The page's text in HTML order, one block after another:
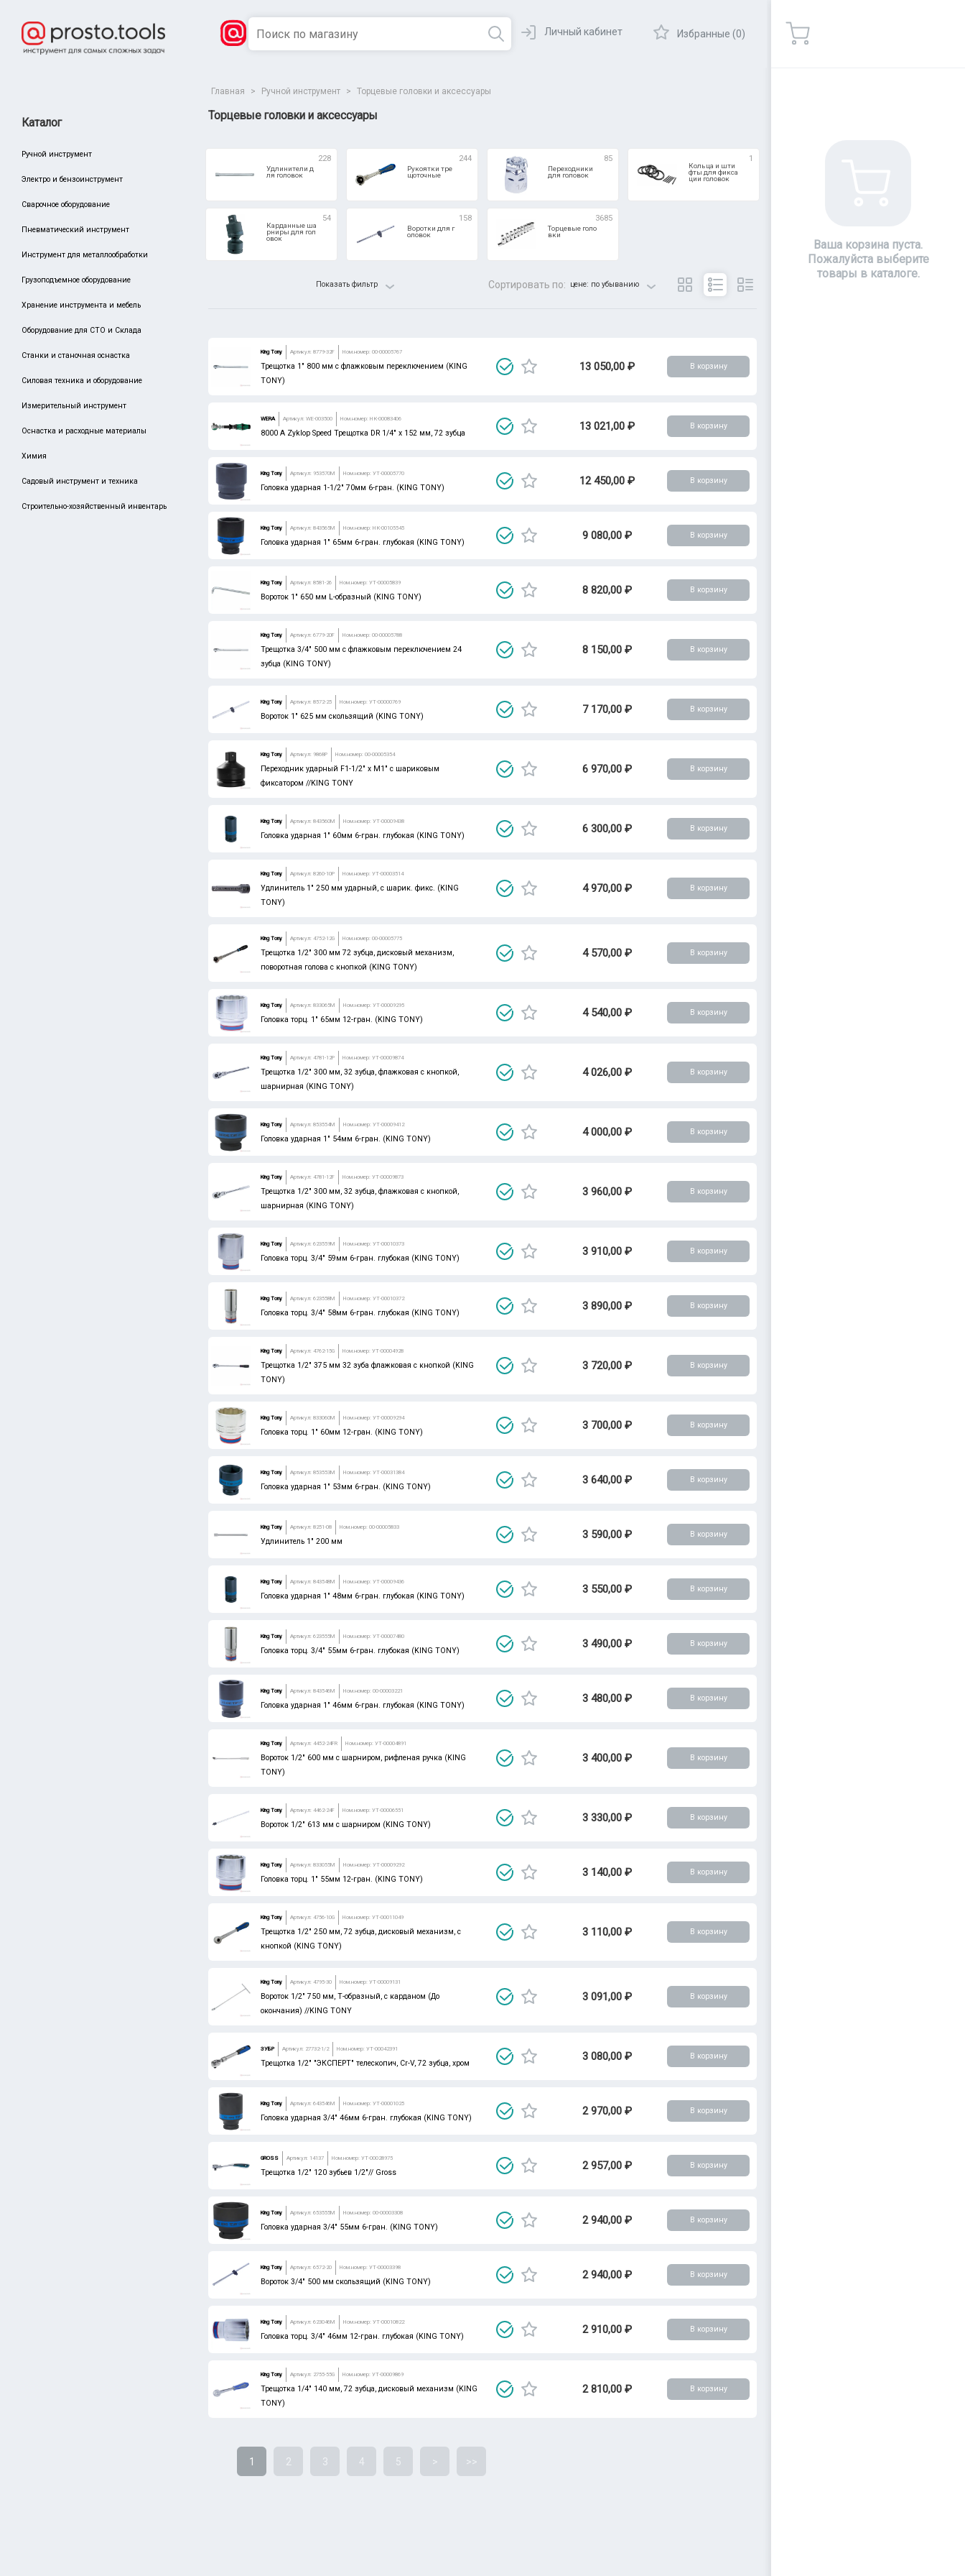
Личный кабинет Избранные (0)
Каталог
Ручной инструмент
Электро и бензоинструмент
Сварочное оборудование
Пневматический инструмент
Инструмент для металлообработки
Грузоподъемное оборудование
Хранение инструмента и мебель
Оборудование для СТО и Склада
Станки и станочная оснастка
Силовая техника и оборудование
Измерительный инструмент
Оснастка и расходные материалы
Химия
Садовый инструмент и техника
Строительно-хозяйственный инвентарь
Ваша корзина пуста.
Пожалуйста выберите
товары в каталоге.
Главная > Ручной инструмент > Торцевые головки и аксессуары
Торцевые головки и аксессуары
Удлинители д
ля головок
228
Рукоятки тре
щоточные
244
Переходники
для головок
85
Кольца и шти
фты для фикса
ции головок
1
Карданные ша
рниры для гол
овок
54
Воротки для г
оловок
158
Торцевые голо
вки
3685
Показать фильтр Сортировать по: цене: по убыванию
King Tony
SPARTA
VENUS
MIGHTY SEVEN
ARNO
LENOX
PALISAD
TOR
ТехноСталь
СИБРТЕХ
БАРС
ЛУГА АБРАЗИВ
HONSBERG
ПРАКТИКА
King Tony Артикул: 8779-32F Ном.номер: 00-00005767
Трещотка 1" 800 мм с флажковым переключением (KING
TONY)
13 050,00 ₽ В корзину
WERA Артикул: WE-003500 Ном.номер: НК-00083406
8000 A Zyklop Speed Трещотка DR 1/4" x 152 мм, 72 зубца
13 021,00 ₽ В корзину
King Tony Артикул: 953570M Ном.номер: УТ-00005770
Головка ударная 1-1/2" 70мм 6-гран. (KING TONY)
12 450,00 ₽ В корзину
King Tony Артикул: 843565M Ном.номер: НК-00105545
Головка ударная 1" 65мм 6-гран. глубокая (KING TONY)
9 080,00 ₽ В корзину
King Tony Артикул: 8581-26 Ном.номер: УТ-00005839
Вороток 1" 650 мм L-образный (KING TONY)
8 820,00 ₽ В корзину
King Tony Артикул: 6779-20F Ном.номер: 00-00005788
Трещотка 3/4" 500 мм с флажковым переключением 24
зубца (KING TONY)
8 150,00 ₽ В корзину
King Tony Артикул: 8572-25 Ном.номер: УТ-00000769
Вороток 1" 625 мм скользящий (KING TONY)
7 170,00 ₽ В корзину
King Tony Артикул: 9868P Ном.номер: 00-00005354
Переходник ударный F1-1/2" x M1" с шариковым
фиксатором //KING TONY
6 970,00 ₽ В корзину
King Tony Артикул: 843560M Ном.номер: УТ-00009438
Головка ударная 1" 60мм 6-гран. глубокая (KING TONY)
6 300,00 ₽ В корзину
King Tony Артикул: 8260-10P Ном.номер: УТ-00003514
Удлинитель 1" 250 мм ударный, с шарик. фикс. (KING
TONY)
4 970,00 ₽ В корзину
King Tony Артикул: 4752-12G Ном.номер: 00-00005775
Трещотка 1/2" 300 мм 72 зубца, дисковый механизм,
поворотная голова с кнопкой (KING TONY)
4 570,00 ₽ В корзину
King Tony Артикул: 833065M Ном.номер: УТ-00009295
Головка торц. 1" 65мм 12-гран. (KING TONY)
4 540,00 ₽ В корзину
King Tony Артикул: 4781-12P Ном.номер: УТ-00009874
Трещотка 1/2" 300 мм, 32 зубца, флажковая с кнопкой,
шарнирная (KING TONY)
4 026,00 ₽ В корзину
King Tony Артикул: 853554M Ном.номер: УТ-00009412
Головка ударная 1" 54мм 6-гран. (KING TONY)
4 000,00 ₽ В корзину
King Tony Артикул: 4781-12F Ном.номер: УТ-00009873
Трещотка 1/2" 300 мм, 32 зубца, флажковая с кнопкой,
шарнирная (KING TONY)
3 960,00 ₽ В корзину
King Tony Артикул: 623559M Ном.номер: УТ-00010373
Головка торц. 3/4" 59мм 6-гран. глубокая (KING TONY)
3 910,00 ₽ В корзину
King Tony Артикул: 623558M Ном.номер: УТ-00010372
Головка торц. 3/4" 58мм 6-гран. глубокая (KING TONY)
3 890,00 ₽ В корзину
King Tony Артикул: 4762-15G Ном.номер: УТ-00004928
Трещотка 1/2" 375 мм 32 зуба флажковая с кнопкой (KING
TONY)
3 720,00 ₽ В корзину
King Tony Артикул: 833060M Ном.номер: УТ-00009294
Головка торц. 1" 60мм 12-гран. (KING TONY)
3 700,00 ₽ В корзину
King Tony Артикул: 853553M Ном.номер: УТ-00031384
Головка ударная 1" 53мм 6-гран. (KING TONY)
3 640,00 ₽ В корзину
King Tony Артикул: 8251-08 Ном.номер: 00-00005833
Удлинитель 1" 200 мм
3 590,00 ₽ В корзину
King Tony Артикул: 843548M Ном.номер: УТ-00009436
Головка ударная 1" 48мм 6-гран. глубокая (KING TONY)
3 550,00 ₽ В корзину
King Tony Артикул: 623555M Ном.номер: УТ-00007480
Головка торц. 3/4" 55мм 6-гран. глубокая (KING TONY)
3 490,00 ₽ В корзину
King Tony Артикул: 843546M Ном.номер: 00-00003221
Головка ударная 1" 46мм 6-гран. глубокая (KING TONY)
3 480,00 ₽ В корзину
King Tony Артикул: 4452-24FR Ном.номер: УТ-00004891
Вороток 1/2" 600 мм с шарниром, рифленая ручка (KING
TONY)
3 400,00 ₽ В корзину
King Tony Артикул: 4462-24F Ном.номер: УТ-00006551
Вороток 1/2" 613 мм с шарниром (KING TONY)
3 330,00 ₽ В корзину
King Tony Артикул: 833055M Ном.номер: УТ-00009292
Головка торц. 1" 55мм 12-гран. (KING TONY)
3 140,00 ₽ В корзину
King Tony Артикул: 4756-10G Ном.номер: УТ-00011049
Трещотка 1/2" 250 мм, 72 зубца, дисковый механизм, с
кнопкой (KING TONY)
3 110,00 ₽ В корзину
King Tony Артикул: 4795-30 Ном.номер: УТ-00009131
Вороток 1/2" 750 мм, Т-образный, с карданом (До
окончания) //KING TONY
3 091,00 ₽ В корзину
ЗУБР Артикул: 27732-1/2 Ном.номер: УТ-00042391
Трещотка 1/2" "ЭКСПЕРТ" телескопич, Cr-V, 72 зубца, хром
3 080,00 ₽ В корзину
King Tony Артикул: 643546M Ном.номер: УТ-00001025
Головка ударная 3/4" 46мм 6-гран. глубокая (KING TONY)
2 970,00 ₽ В корзину
GROSS Артикул: 14137 Ном.номер: УТ-00028975
Трещотка 1/2" 120 зубьев 1/2"// Gross
2 957,00 ₽ В корзину
King Tony Артикул: 653555M Ном.номер: 00-00003308
Головка ударная 3/4" 55мм 6-гран. (KING TONY)
2 940,00 ₽ В корзину
King Tony Артикул: 6572-20 Ном.номер: УТ-00003398
Вороток 3/4" 500 мм скользящий (KING TONY)
2 940,00 ₽ В корзину
King Tony Артикул: 623046M Ном.номер: УТ-00010822
Головка торц. 3/4" 46мм 12-гран. глубокая (KING TONY)
2 910,00 ₽ В корзину
King Tony Артикул: 2755-55G Ном.номер: УТ-00009869
Трещотка 1/4" 140 мм, 72 зубца, дисковый механизм (KING
TONY)
2 810,00 ₽ В корзину
1 2 3 4 5 > >>